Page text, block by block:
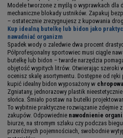
Modele tworzone z myślą o wyprawkach dla
mechaniczne blokady ustników. Zapakuj
– ostatecznie zrezygnujesz z kupowania
Kup idealną butelkę lub bidon jako
nawadniać organizm
Spadek wody o zaledwie dwa procent
Półprofesjonalny sportowiec musi ciągle
butelkę lub bidon – twarde narzędzia
objętość wypitych litrów. Otwierając szeroki
ocenisz skalę asortymentu. Dostępne od
kupić idealny bidon wyposażony w
Zgniatany, jednorazowy plastik
słońca. Śmiało postaw na butelki
To wybitnie praktyczne rozwiązanie zdejmie
zakupów. Odpowiednie nawodnienie
biurze, na stromym szlaku czy podczas
przeróżnych pojemnościach, swobodnie